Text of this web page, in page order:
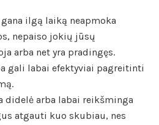
ilgą laiką neapmoka
nepaiso jokių jūsų
arba net yra pradingęs.
gali labai efektyviai pagreitinti
didelė arba labai reikšminga
atgauti kuo skubiau, nes